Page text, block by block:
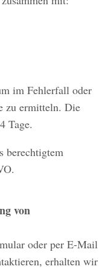
im Fehlerfall oder
zu ermitteln. Die
Tage.
berechtigtem
von
oder per E-Mail
erhalten wir